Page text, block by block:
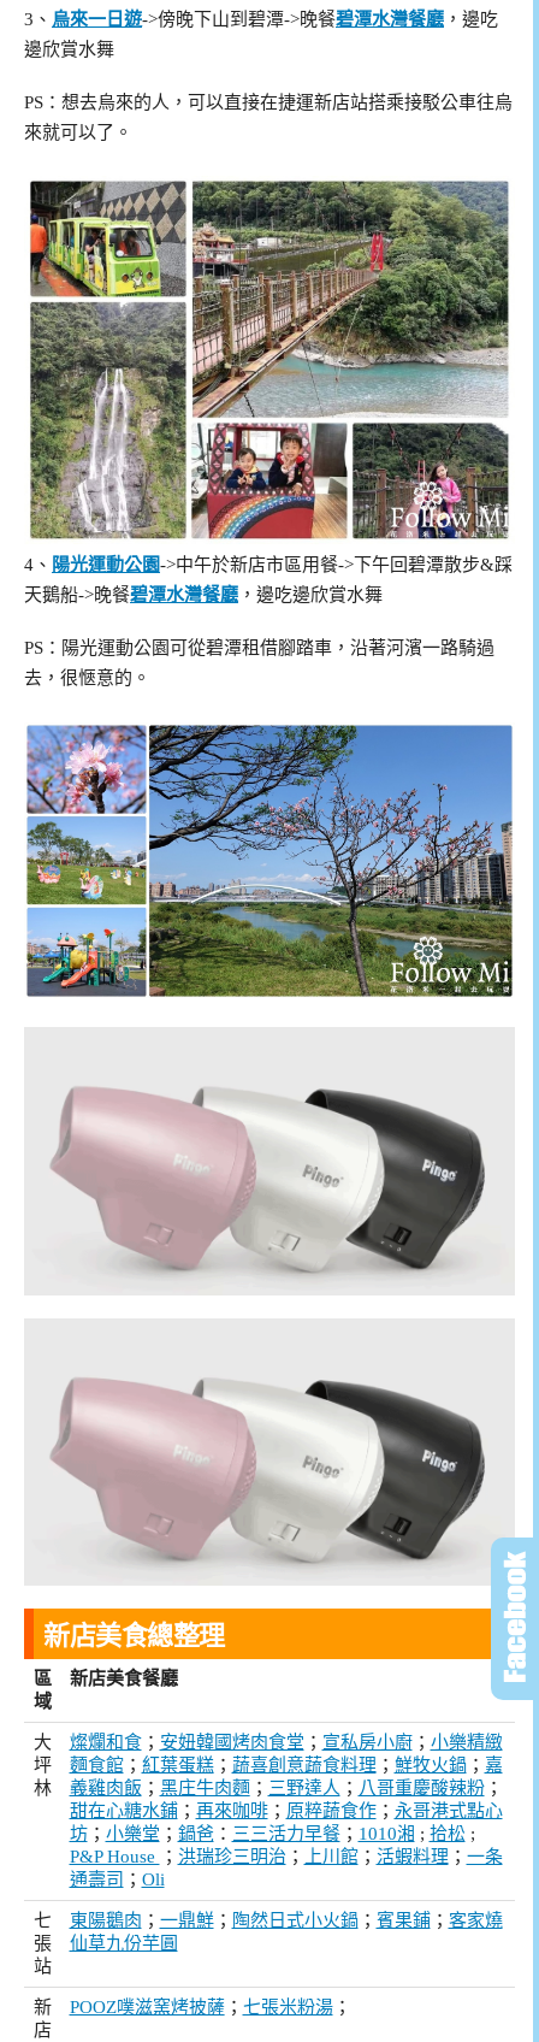
3、 烏來一日遊->傍晚下山到碧潭->晚餐碧潭水灣餐廳 ，邊吃
邊欣賞水舞
PS：想去烏來的人，可以直接在捷運新店站搭乘接駁公車往烏
來就可以了。
4、 陽光運動公園->中午於新店市區用餐->下午回碧潭散步&踩
天鵝船->晚餐碧潭水灣餐廳 ，邊吃邊欣賞水舞
PS：陽光運動公園可從碧潭租借腳踏車，沿著河濱一路騎過
去，很愜意的。
新店美食總整理
區
域
新店美食餐廳
大
坪
林
燦爛和食； 安妞韓國烤肉食堂 ； 宣私房小廚； 小樂精緻
麵食館； 紅葉蛋糕； 蔬喜創意蔬食料理 ； 鮮牧火鍋； 嘉
義雞肉飯 ； 黑庄牛肉麵 ； 三野達人 ； 八哥重慶酸辣粉；
甜在心糖水鋪； 再來咖啡； 原粹蔬食作； 永哥港式點心
坊； 小樂堂 ； 鍋爸： 三三活力早餐； 1010湘 ; 拾松 ;
P&P House
； 洪瑞珍三明治 ； 上川館； 活蝦料理 ； 一条
通壽司
； Oli
七
張
站
東陽鵝肉 ； 一鼎鮮； 陶然日式小火鍋； 賓果鋪； 客家燒
仙草九份芋圓
新
店
POOZ噗滋窯烤披薩； 七張米粉湯；